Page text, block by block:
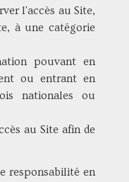
l'accès au Site,
à une catégorie
pouvant en
ou entrant en
nationales ou
au Site afin de
responsabilité en